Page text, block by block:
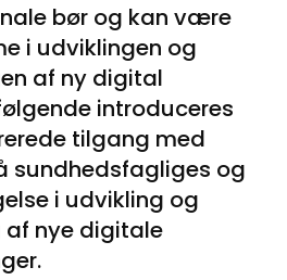
bør og kan være
i udviklingen og
af ny digital
introduceres
tilgang med
sundhedsfagliges og
i udvikling og
af nye digitale